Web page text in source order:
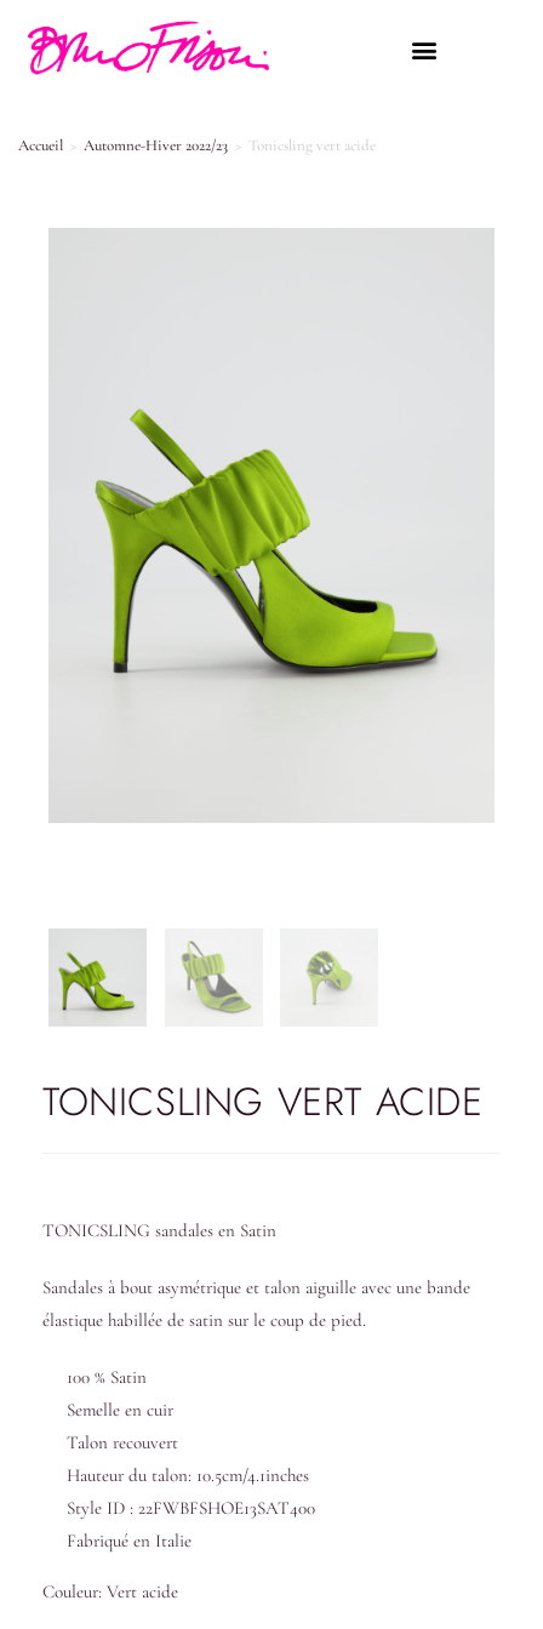
Accueil > Automne-Hiver 2022/23 > Tonicsling vert acide
TONICSLING VERT ACIDE
TONICSLING sandales en Satin
Sandales à bout asymétrique et talon aiguille avec une bande
élastique habillée de satin sur le coup de pied.
100 % Satin
Semelle en cuir
Talon recouvert
Hauteur du talon: 10.5cm/4.1inches
Style ID : 22FWBFSHOE13SAT400
Fabriqué en Italie
Couleur: Vert acide